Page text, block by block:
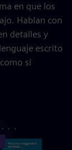
en que los
Hablan con
detalles y
escrito
si